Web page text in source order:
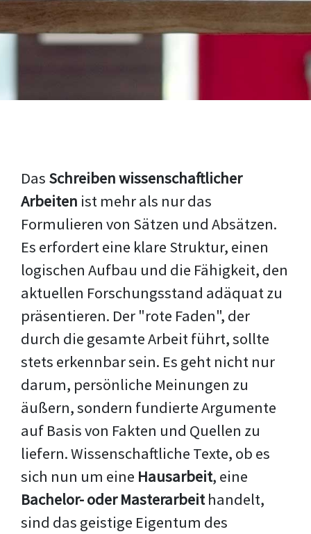
Das Schreiben wissenschaftlicher
Arbeiten ist mehr als nur das
Formulieren von Sätzen und Absätzen.
Es erfordert eine klare Struktur, einen
logischen Aufbau und die Fähigkeit, den
aktuellen Forschungsstand adäquat zu
präsentieren. Der "rote Faden", der
durch die gesamte Arbeit führt, sollte
stets erkennbar sein. Es geht nicht nur
darum, persönliche Meinungen zu
äußern, sondern fundierte Argumente
auf Basis von Fakten und Quellen zu
liefern. Wissenschaftliche Texte, ob es
sich nun um eine Hausarbeit, eine
Bachelor- oder Masterarbeithandelt,
sind das geistige Eigentum des